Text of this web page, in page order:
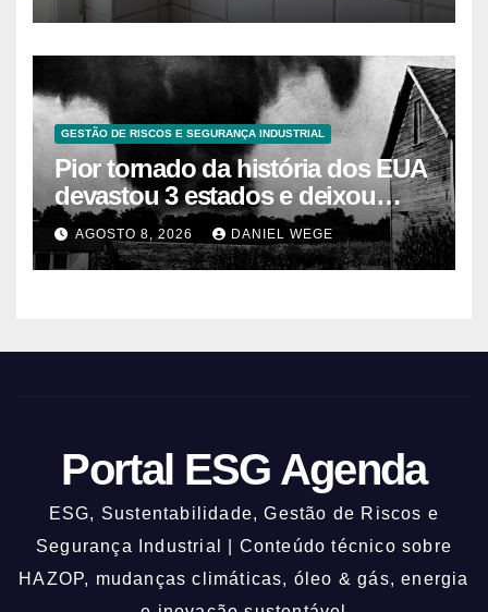
GESTÃO DE RISCOS E SEGURANÇA INDUSTRIAL
Pior tornado da história dos EUA
devastou 3 estados e deixou
centenas de mortos
AGOSTO 8, 2026 DANIEL WEGE
Portal ESG Agenda
ESG, Sustentabilidade, Gestão de Riscos e
Segurança Industrial | Conteúdo técnico sobre
HAZOP, mudanças climáticas, óleo & gás, energia